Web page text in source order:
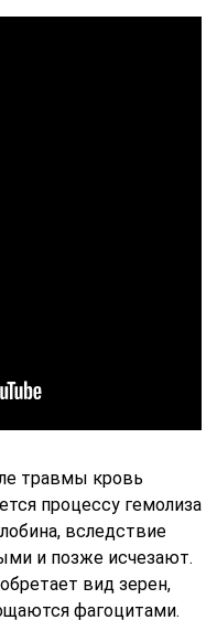
травмы кровь
процессу гемолиза
вследствие
и позже исчезают.
вид зерен,
фагоцитами.